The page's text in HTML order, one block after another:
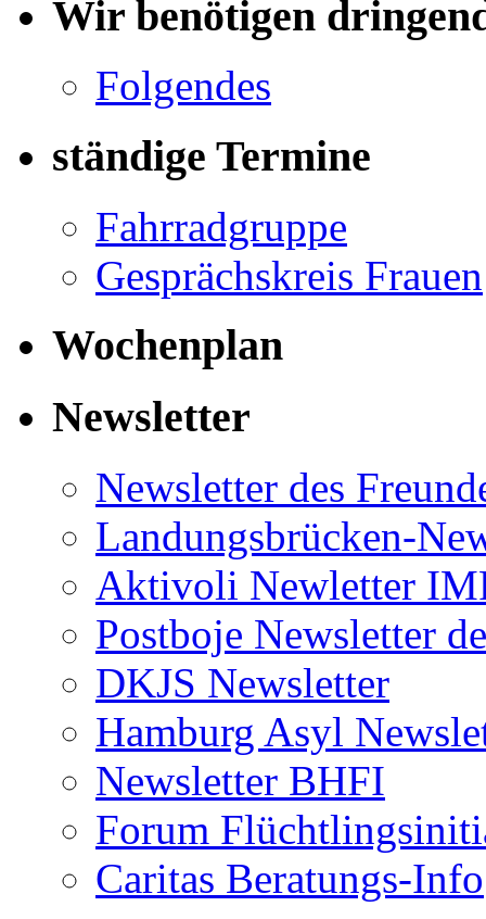
Wir benötigen
Folgendes
ständige Termine
Fahrradgruppe
Gesprächskreis Frauen
Wochenplan
Newsletter
Newsletter des
Landungsbrücken-
Aktivoli Newletter
Postboje Newsletter
DKJS Newsletter
Hamburg Asyl
Newsletter BHFI
Forum
Caritas Beratungs-Info